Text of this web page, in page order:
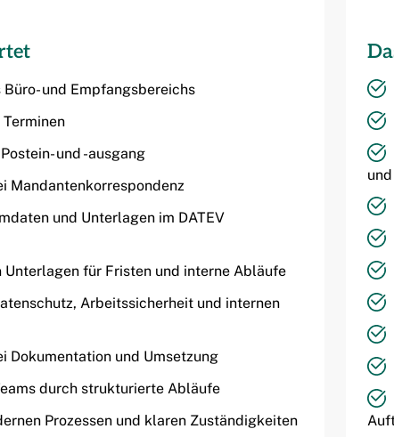
und Empfangsbereichs
und -ausgang
Mandantenkorrespondenz
und Unterlagen im DATEV
Unterlagen für Fristen und interne Abläufe
Arbeitssicherheit und internen
Dokumentation und Umsetzung
durch strukturierte Abläufe
Prozessen und klaren Zuständigkeiten